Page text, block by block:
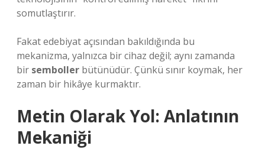
somutlaştırır.
Fakat edebiyat açısından bakıldığında bu
mekanizma, yalnızca bir cihaz değil; aynı zamanda
bir semboller bütünüdür. Çünkü sınır koymak, her
zaman bir hikâye kurmaktır.
Metin Olarak Yol: Anlatının
Mekaniği